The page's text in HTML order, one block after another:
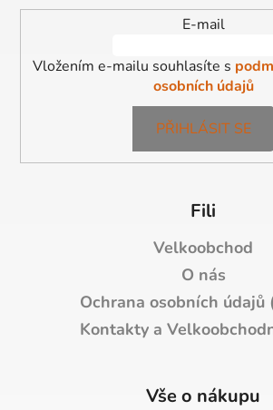
E-mail
Vložením e-mailu souhlasíte s
osobních údajů
PŘIHLÁSIT SE
Fili
Velkoobchod
O nás
Ochrana osobních údajů
Kontakty a
Vše o nákupu